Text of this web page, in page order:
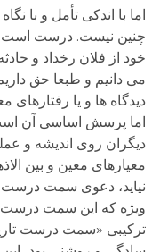
اما با اندکی تأمل و با
چنین نیست. درست است
خود از فلان رخداد و
می دانیم و طبعا حق
دیدگاه ها و یا رفتارهای
اما پرسش اساسی آن
دیگران روی اندیشه و
معیارهای معین و بین
نیاید، دعوی سمت درست
ویژه که این سمت درست
ترکیبی «سمت درست